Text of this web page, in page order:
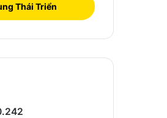
Thái Triển